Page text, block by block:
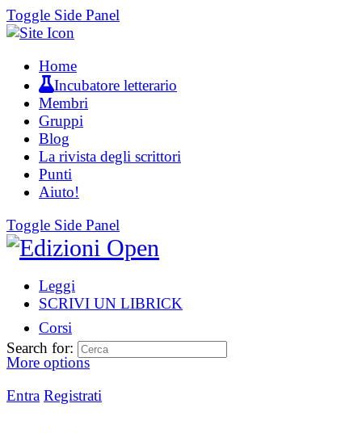
Toggle Side Panel
Home
Incubatore letterario
Membri
Gruppi
Blog
La rivista degli scrittori
Punti
Aiuto!
Toggle Side Panel
Leggi
SCRIVI UN LIBRICK
Corsi
More options
Entra Registrati
Search for: